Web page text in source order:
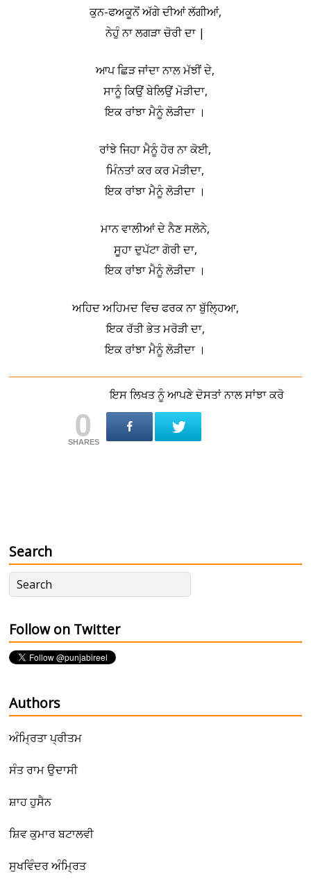
ਕੁਨ-ਫਅਕੂਨੋਂ ਅੱਗੇ ਦੀਆਂ ਲੱਗੀਆਂ,
ਨੇਹੁੰ ਨਾ ਲਗੜਾ ਚੋਰੀ ਦਾ |
ਆਪ ਛਿੜ ਜਾਂਦਾ ਨਾਲ ਮੱਝੀਂ ਦੇ,
ਸਾਨੂੰ ਕਿਉਂ ਬੇਲਿਉਂ ਮੋੜੀਦਾ,
ਇਕ ਰਾਂਝਾ ਮੈਨੂੰ ਲੋੜੀਦਾ ।
ਰਾਂਝੇ ਜਿਹਾ ਮੈਨੂੰ ਹੋਰ ਨਾ ਕੋਈ,
ਮਿੰਨਤਾਂ ਕਰ ਕਰ ਮੋੜੀਦਾ,
ਇਕ ਰਾਂਝਾ ਮੈਨੂੰ ਲੋੜੀਦਾ ।
ਮਾਨ ਵਾਲੀਆਂ ਦੇ ਨੈਣ ਸਲੋਨੇ,
ਸੂਹਾ ਦੁਪੱਟਾ ਗੋਰੀ ਦਾ,
ਇਕ ਰਾਂਝਾ ਮੈਨੂੰ ਲੋੜੀਦਾ ।
ਅਹਿਦ ਅਹਿਮਦ ਵਿਚ ਫਰਕ ਨਾ ਬੁੱਲ੍ਹਿਆ,
ਇਕ ਰੱਤੀ ਭੇਤ ਮਰੋੜੀ ਦਾ,
ਇਕ ਰਾਂਝਾ ਮੈਨੂੰ ਲੋੜੀਦਾ ।
ਇਸ ਲਿਖਤ ਨੂੰ ਆਪਣੇ ਦੋਸਤਾਂ ਨਾਲ ਸਾਂਝਾ ਕਰੋ
0
SHARES
Search
Follow on Twitter
Authors
ਅੰਮ੍ਰਿਤਾ ਪ੍ਰੀਤਮ
ਸੰਤ ਰਾਮ ਉਦਾਸੀ
ਸ਼ਾਹ ਹੁਸੈਨ
ਸ਼ਿਵ ਕੁਮਾਰ ਬਟਾਲਵੀ
ਸੁਖਵਿੰਦਰ ਅੰਮ੍ਰਿਤ